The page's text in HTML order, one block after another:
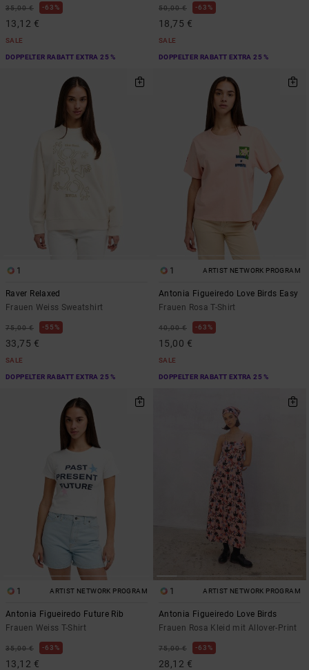
35,00 € 63%
13,12 €
SALE
DOPPELTER RABATT EXTRA 25 %
50,00 € 63%
18,75 €
SALE
DOPPELTER RABATT EXTRA 25 %
1
Raver Relaxed
Frauen Weiss Sweatshirt
75,00 € 55%
33,75 €
SALE
DOPPELTER RABATT EXTRA 25 %
1 ARTIST NETWORK PROGRAM
Antonia Figueiredo Love Birds Easy
Frauen Rosa T-Shirt
40,00 € 63%
15,00 €
SALE
DOPPELTER RABATT EXTRA 25 %
1 ARTIST NETWORK PROGRAM
Antonia Figueiredo Future Rib
Frauen Weiss T-Shirt
35,00 € 63%
13,12 €
1 ARTIST NETWORK PROGRAM
Antonia Figueiredo Love Birds
Frauen Rosa Kleid mit Allover-Print
75,00 € 63%
28,12 €